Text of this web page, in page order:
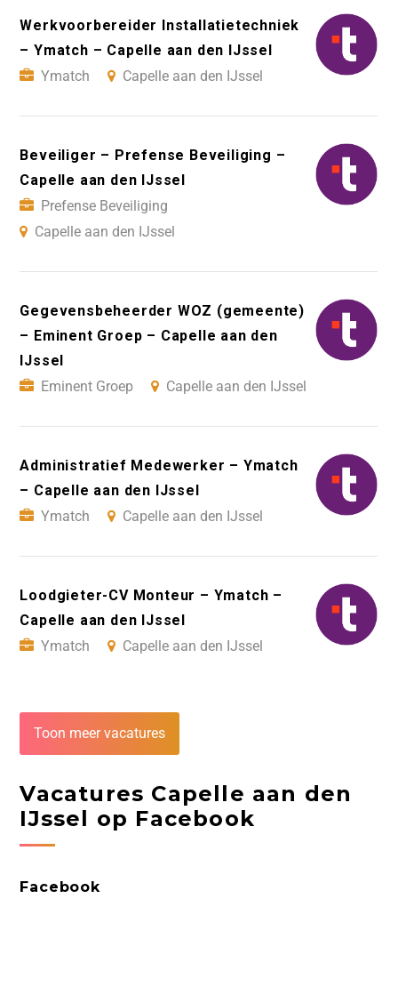
Werkvoorbereider Installatietechniek
– Ymatch – Capelle aan den IJssel
Ymatch
Capelle aan den IJssel
Beveiliger – Prefense Beveiliging –
Capelle aan den IJssel
Prefense Beveiliging
Capelle aan den IJssel
Gegevensbeheerder WOZ (gemeente)
– Eminent Groep – Capelle aan den
IJssel
Eminent Groep
Capelle aan den IJssel
Administratief Medewerker – Ymatch
– Capelle aan den IJssel
Ymatch
Capelle aan den IJssel
Loodgieter-CV Monteur – Ymatch –
Capelle aan den IJssel
Ymatch
Capelle aan den IJssel
Toon meer vacatures
Vacatures Capelle aan den
IJssel op Facebook
Facebook